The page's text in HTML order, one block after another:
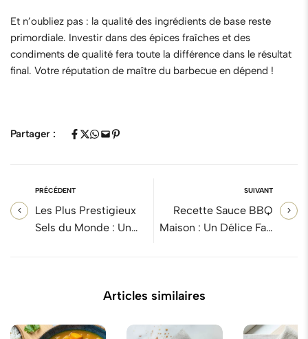
Et n’oubliez pas : la qualité des ingrédients de base reste
primordiale. Investir dans des épices fraîches et des
condiments de qualité fera toute la différence dans le résultat
final. Votre réputation de maître du barbecue en dépend !
Partager :
PRÉCÉDENT
Les Plus Prestigieux
Sels du Monde : Un
SUIVANT
Recette Sauce BBQ
Maison : Un Délice Fait
Articles similaires